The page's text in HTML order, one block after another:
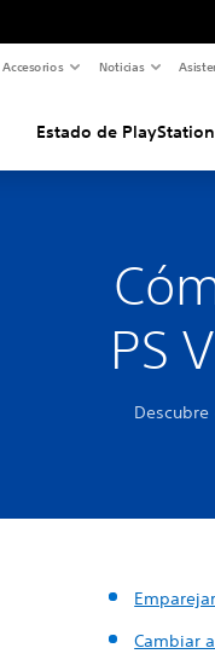
Accesorios Noticias
Estado de PlayStation
PS
Cambiar